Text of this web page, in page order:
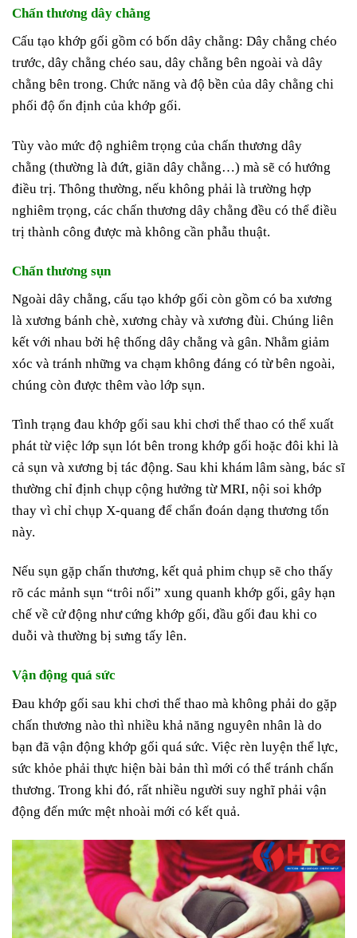
Chấn thương dây chằng
Cấu tạo khớp gối gồm có bốn dây chằng: Dây chằng chéo
trước, dây chằng chéo sau, dây chằng bên ngoài và dây
chằng bên trong. Chức năng và độ bền của dây chằng chi
phối độ ổn định của khớp gối.
Tùy vào mức độ nghiêm trọng của chấn thương dây
chằng (thường là đứt, giãn dây chằng…) mà sẽ có hướng
điều trị. Thông thường, nếu không phải là trường hợp
nghiêm trọng, các chấn thương dây chằng đều có thể điều
trị thành công được mà không cần phẫu thuật.
Chấn thương sụn
Ngoài dây chằng, cấu tạo khớp gối còn gồm có ba xương
là xương bánh chè, xương chày và xương đùi. Chúng liên
kết với nhau bởi hệ thống dây chằng và gân. Nhằm giảm
xóc và tránh những va chạm không đáng có từ bên ngoài,
chúng còn được thêm vào lớp sụn.
Tình trạng đau khớp gối sau khi chơi thể thao có thể xuất
phát từ việc lớp sụn lót bên trong khớp gối hoặc đôi khi là
cả sụn và xương bị tác động. Sau khi khám lâm sàng, bác sĩ
thường chỉ định chụp cộng hưởng từ MRI, nội soi khớp
thay vì chỉ chụp X-quang để chẩn đoán dạng thương tổn
này.
Nếu sụn gặp chấn thương, kết quả phim chụp sẽ cho thấy
rõ các mảnh sụn “trôi nổi” xung quanh khớp gối, gây hạn
chế về cử động như cứng khớp gối, đầu gối đau khi co
duỗi và thường bị sưng tấy lên.
Vận động quá sức
Đau khớp gối sau khi chơi thể thao mà không phải do gặp
chấn thương nào thì nhiều khả năng nguyên nhân là do
bạn đã vận động khớp gối quá sức. Việc rèn luyện thể lực,
sức khỏe phải thực hiện bài bản thì mới có thể tránh chấn
thương. Trong khi đó, rất nhiều người suy nghĩ phải vận
động đến mức mệt nhoài mới có kết quả.